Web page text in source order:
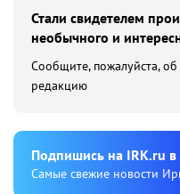
Стали свидетелем
необычного и
Сообщите, пожалуйста,
редакцию
Подпишиcь на IRK.ru в
Cамые свежие новости